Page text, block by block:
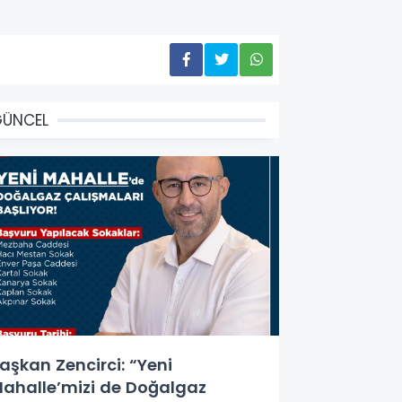
Zencirci: “Yeni
de Doğalgaz